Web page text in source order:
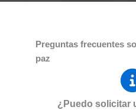
Preguntas frecuentes
paz
¿Puedo solicitar